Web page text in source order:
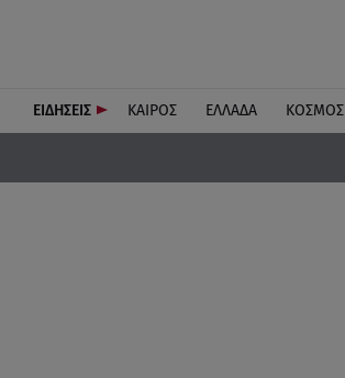
ΕΙΔΗΣΕΙΣ ΚΑΙΡΟΣ ΕΛΛΑΔΑ ΚΟΣΜΟΣ